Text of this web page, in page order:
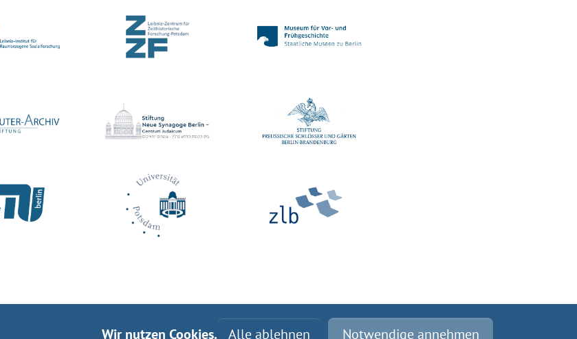
Wir nutzen Cookies. Alle ablehnen Notwendige annehmen